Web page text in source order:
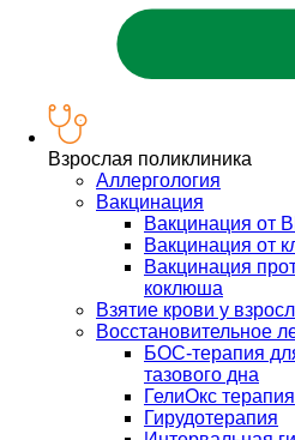
Взрослая поликлиника
Аллергология
Вакцинация
Вакцинация от
Вакцинация от
Вакцинация
коклюша
Взятие крови у
Восстановительное
БОС-терапия
тазового дна
ГелиОкс терапия
Гирудотерапия